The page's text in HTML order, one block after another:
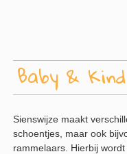
Baby & Kind
Sienswijze maakt
schoentjes, maar ook
rammelaars. Hierbij